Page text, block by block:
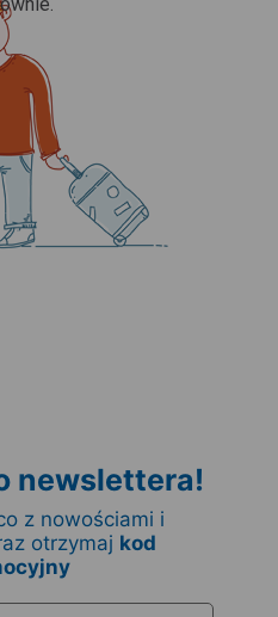
newslettera!
z nowościami i
otrzymaj kod